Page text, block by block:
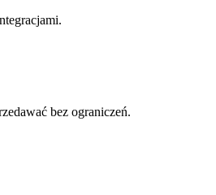
bez ograniczeń.